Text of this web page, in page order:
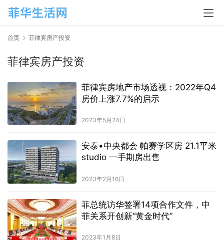
首页 菲律宾房产投资
菲律宾房产投资
菲律宾房地产市场透视：2022年Q4
房价上涨7.7%的启示
2023年5月24日
安泰•中央都会 帕赛学区房 21.1平米
studio 一手期房出售
2023年2月16日
菲总统访华签署14项合作文件，中
菲关系开创新“黄金时代”
2023年1月8日